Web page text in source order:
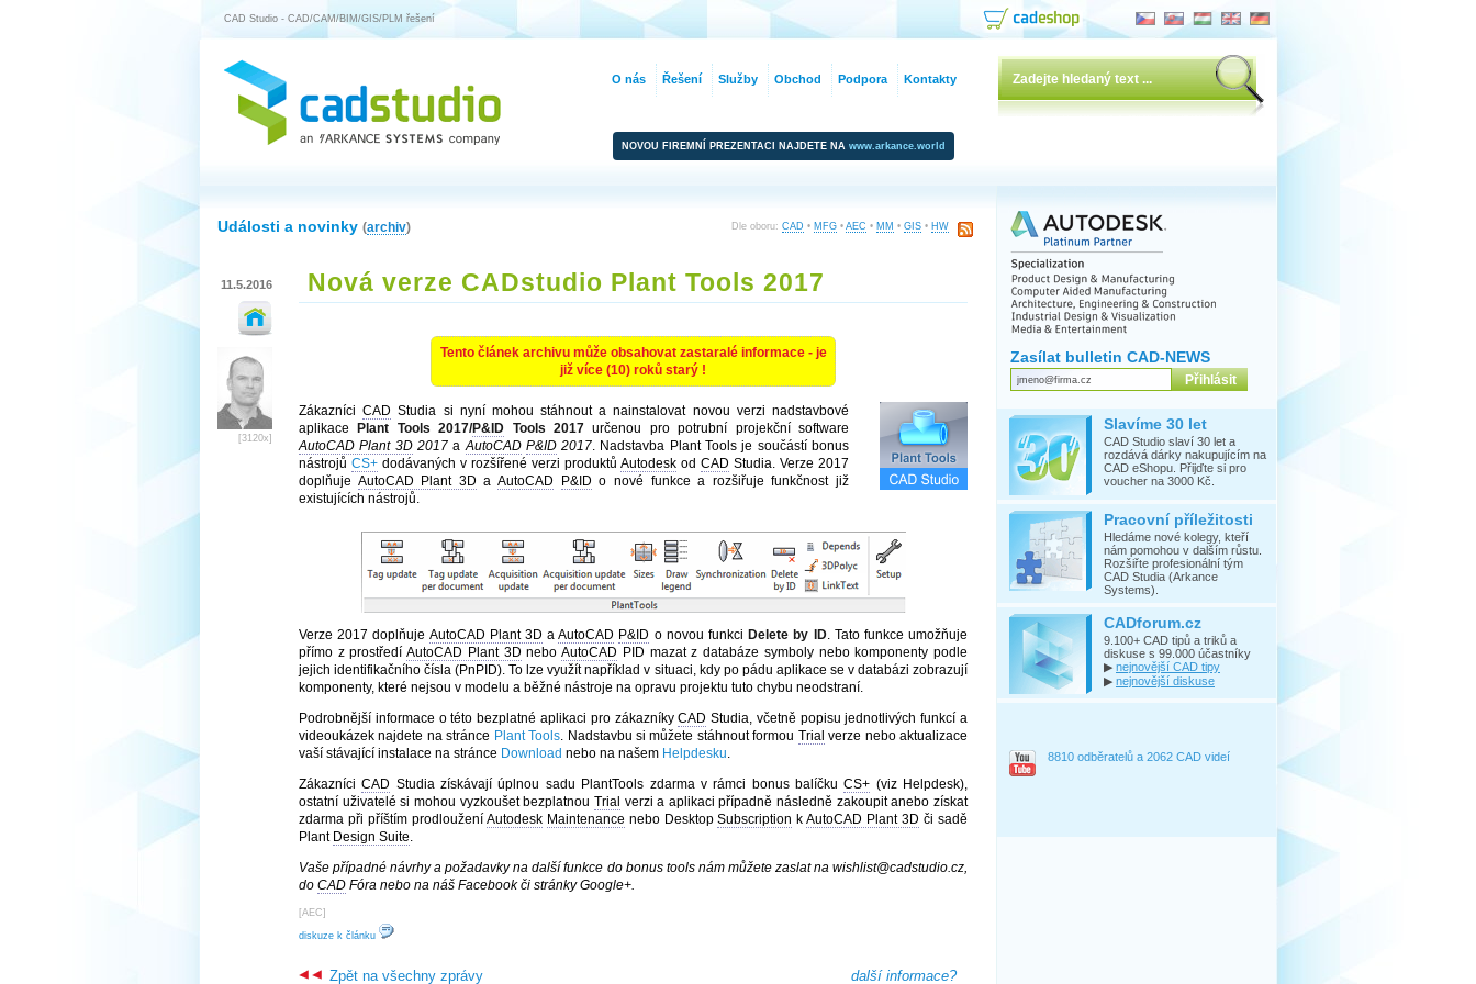
CAD Studio - CAD/CAM/BIM/GIS/PLM řešení
NOVOU FIREMNÍ PREZENTACI NAJDETE NA www.arkance.world
Dle oboru: CAD • MFG • AEC • MM • GIS • HW
Události a novinky (archiv)
11.5.2016
[3120x]
Nová verze CADstudio Plant Tools 2017
Tento článek archivu může obsahovat zastaralé informace - je
již více (10) roků starý !
ZákazníciCAD Studia si nyní mohou stáhnout a nainstalovat novou verzi nadstavbové
aplikace
Plant Tools 2017/P&ID Tools 2017 určenou pro potrubní projekční software
AutoCAD Plant 3D2017aAutoCAD P&ID2017. Nadstavba Plant Tools je součástí bonus
nástrojů CS+ dodávaných v rozšířené verzi produktů Autodesk od CAD Studia. Verze 2017
doplňuje AutoCAD Plant 3D aAutoCAD P&ID o nové funkce a rozšiřuje funkčnost již
existujících nástrojů.
Verze 2017 doplňuje AutoCAD Plant 3D aAutoCAD P&ID o novou funkci Delete by ID. Tato funkce umožňuje
přímo z prostředíAutoCAD Plant 3D neboAutoCAD PID mazat z databáze symboly nebo komponenty podle
jejich identifikačního čísla (PnPID). To lze využít například v situaci, kdy po pádu aplikace se v databázi zobrazují
komponenty, které nejsou v modelu a běžné nástroje na opravu projektu tuto chybu neodstraní.
Podrobnější informace o této bezplatné aplikaci pro zákazníkyCAD Studia, včetně popisu jednotlivých funkcí a
videoukázek najdete na stránce Plant Tools. Nadstavbu si můžete stáhnout formou Trial verze nebo aktualizace
vaší stávající instalace na stránce Download nebo na našem Helpdesku.
ZákazníciCAD Studia získávají úplnou sadu PlantTools zdarma v rámci bonus balíčkuCS+ (viz Helpdesk),
ostatní uživatelé si mohou vyzkoušet bezplatnou Trial verzi a aplikaci případně následně zakoupit anebo získat
zdarma při příštím prodloužení Autodesk Maintenance nebo DesktopSubscription kAutoCAD Plant 3D či sadě
Plant Design Suite.
Vaše případné návrhy a požadavky na další funkce do bonus tools nám můžete zaslat na wishlist@cadstudio.cz,
do CAD Fóra nebo na náš Facebook či stránky Google+.
[AEC]
diskuze k článku
další informace?
Zpět na všechny zprávy
Zasílat bulletin CAD-NEWS
Slavíme 30 let
CAD Studio slaví 30 let a
rozdává dárky nakupujícím na
CAD eShopu. Přijďte si pro
voucher na 3000 Kč.
Pracovní příležitosti
Hledáme nové kolegy, kteří
nám pomohou v dalším růstu.
Rozšiřte profesionální tým
CAD Studia (Arkance
Systems).
CADforum.cz
9.100+ CAD tipů a triků a
diskuse s 99.000 účastníky
▶ nejnovější CAD tipy
▶ nejnovější diskuse
8810 odběratelů a 2062 CAD videí
O nás Řešení Služby Obchod Podpora Kontakty